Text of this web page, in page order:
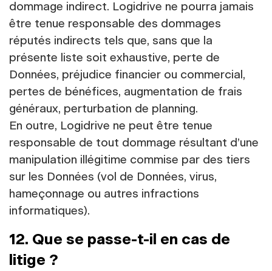
dommage indirect. Logidrive ne pourra jamais
être tenue responsable des dommages
réputés indirects tels que, sans que la
présente liste soit exhaustive, perte de
Données, préjudice financier ou commercial,
pertes de bénéfices, augmentation de frais
généraux, perturbation de planning.
En outre, Logidrive ne peut être tenue
responsable de tout dommage résultant d’une
manipulation illégitime commise par des tiers
sur les Données (vol de Données, virus,
hameçonnage ou autres infractions
informatiques).
12. Que se passe-t-il en cas de
litige ?